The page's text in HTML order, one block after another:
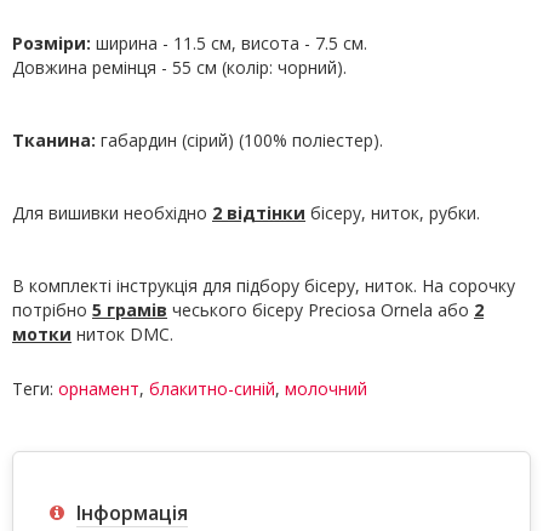
Розміри: ширина - 11.5 см, висота - 7.5 см.
Довжина ремінця - 55 см (колір: чорний).
Тканина: габардин (сірий) (100% поліестер).
Для вишивки необхідно 2 відтінки бісеру, ниток, рубки.
В комплекті інструкція для підбору бісеру, ниток. На сорочку
потрібно 5 грамів чеського бісеру Preciosa Ornela або 2
мотки ниток DMC.
Теги: орнамент, блакитно-синій, молочний
Інформація